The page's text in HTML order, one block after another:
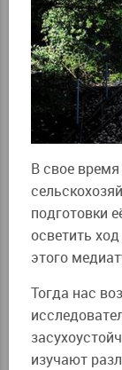
В свое
подготовки
осветить
этого
Тогда нас
изучают